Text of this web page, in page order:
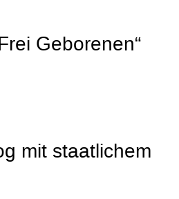
Geborenen“
mit staatlichem